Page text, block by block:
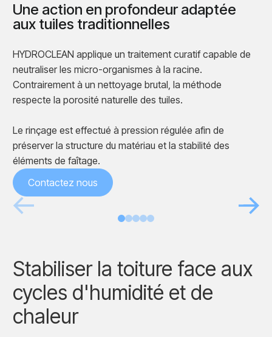
Avant Après
Une action en profondeur adaptée
aux tuiles traditionnelles
HYDROCLEAN applique un traitement curatif capable de
neutraliser les micro-organismes à la racine.
Contrairement à un nettoyage brutal, la méthode
respecte la porosité naturelle des tuiles.
Le rinçage est effectué à pression régulée afin de
préserver la structure du matériau et la stabilité des
éléments de faîtage.
Contactez nous
Stabiliser la toiture face aux
cycles d'humidité et de
chaleur